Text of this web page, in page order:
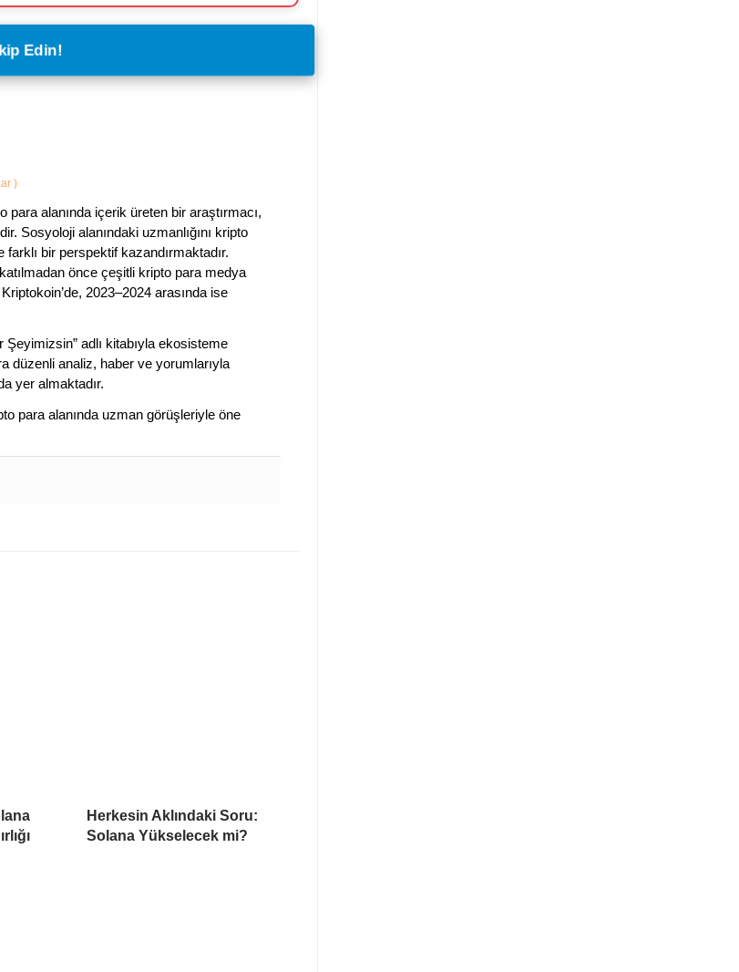
Edin!
)
para alanında içerik üreten bir araştırmacı,
Sosyoloji alanındaki uzmanlığını kripto
bir perspektif kazandırmaktadır.
önce çeşitli kripto para medya
2023–2024 arasında ise
adlı kitabıyla ekosisteme
düzenli analiz, haber ve yorumlarıyla
yer almaktadır.
para alanında uzman görüşleriyle öne
Herkesin Aklındaki Soru:
Solana Yükselecek mi?